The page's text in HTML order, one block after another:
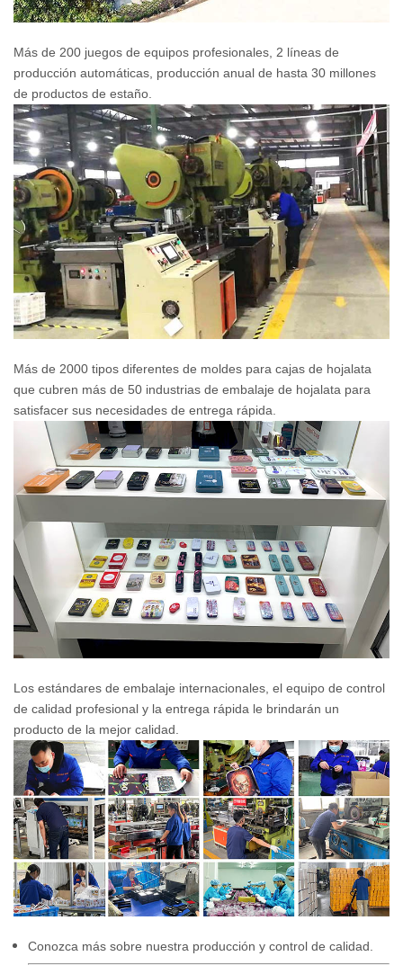
Más de 200 juegos de equipos profesionales, 2 líneas de
producción automáticas, producción anual de hasta 30 millones
de productos de estaño.
Más de 2000 tipos diferentes de moldes para cajas de hojalata
que cubren más de 50 industrias de embalaje de hojalata para
satisfacer sus necesidades de entrega rápida.
Los estándares de embalaje internacionales, el equipo de control
de calidad profesional y la entrega rápida le brindarán un
producto de la mejor calidad.
Conozca más sobre nuestra producción y control de calidad.